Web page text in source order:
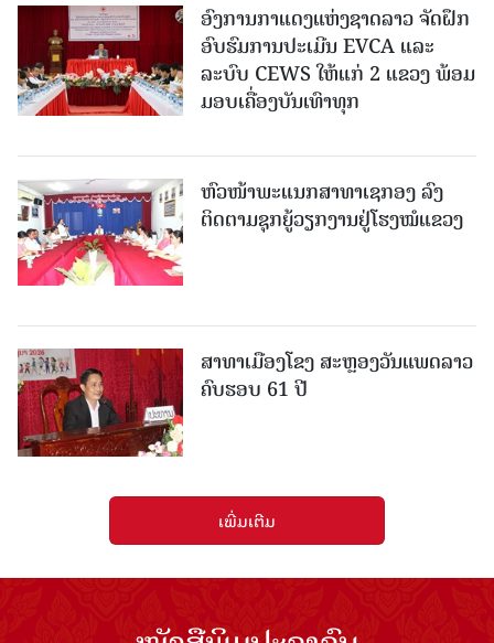
ອົງການກາແດງແຫ່ງຊາດລາວ ຈັດຝຶກ
ອົບຮົມການປະເມີນ EVCA ແລະ
ລະບົບ CEWS ໃຫ້ແກ່ 2 ແຂວງ ພ້ອມ
ມອບເຄື່ອງບັນເທົາທຸກ
ຫົວໜ້າພະແນກສາທາເຊກອງ ລົງ
ຕິດຕາມຊຸກຍູ້ວຽກງານຢູ່ໂຮງໝໍແຂວງ
ສາທາເມືອງໂຂງ ສະຫຼອງວັນແພດລາວ
ຄົບຮອບ 61 ປີ
ເພີ່ມເຕີມ